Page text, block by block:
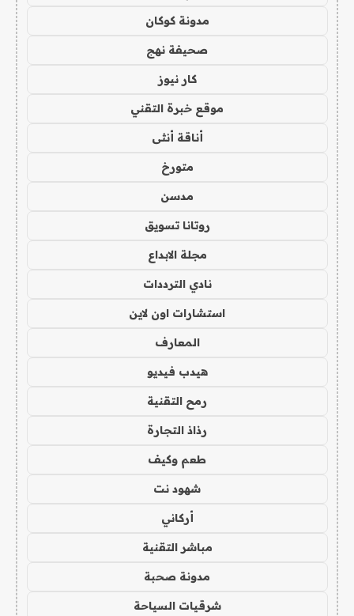
مدونة كوكان
صحيفة نهج
كار نيوز
موقع خبرة التقني
أناقة أنثى
متورخ
مدسن
روتانا تسويق
مجلة الابداع
نادي الترددات
استشارات اون لاين
المعارف
هيدب فيديو
رمح التقنية
رذاذ التجارة
طعم وكيف
شهود نت
أركاني
مباشر التقنية
مدونة صحبة
شرقيات السياحة